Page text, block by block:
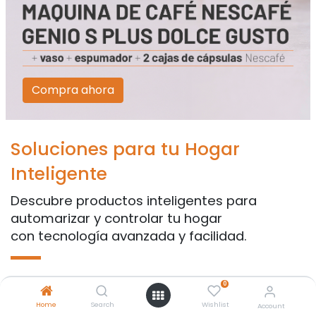
Home Search
0
Wishlist Account
Compra ahora
Soluciones para tu Hogar
Inteligente
Descubre productos inteligentes para
automarizar y controlar tu hogar
con tecnología avanzada y facilidad.
Iluminación Cerraduras Alarmas y